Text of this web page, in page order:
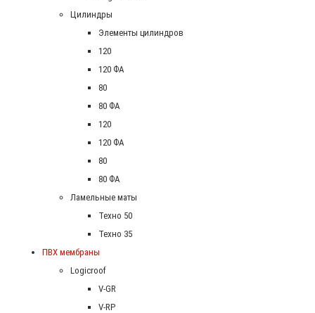
Цилиндры
Элементы цилиндров
120
120 ФА
80
80 ФА
120
120 ФА
80
80 ФА
Ламельные маты
Техно 50
Техно 35
ПВХ мембраны
Logicroof
V-GR
V-RP